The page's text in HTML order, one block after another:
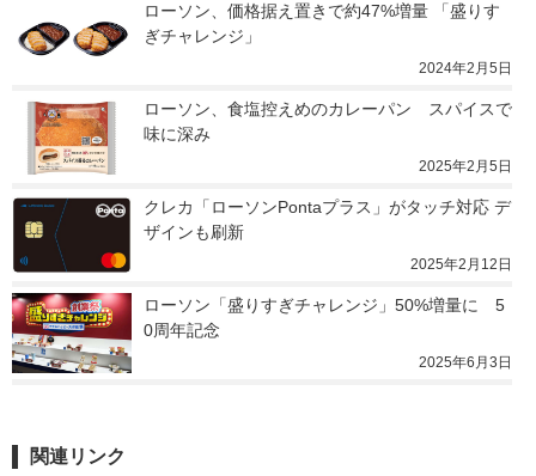
ローソン、価格据え置きで約47%増量 「盛りす
ぎチャレンジ」
2024年2月5日
ローソン、食塩控えめのカレーパン　スパイスで
味に深み
2025年2月5日
クレカ「ローソンPontaプラス」がタッチ対応 デ
ザインも刷新
2025年2月12日
ローソン「盛りすぎチャレンジ」50%増量に　5
0周年記念
2025年6月3日
関連リンク